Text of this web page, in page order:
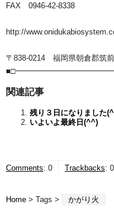
FAX 0946-42-8338
http://
〒838-0214 福岡県朝倉郡筑
関連記事
残り３日になりました
いよいよ最終日(^^)
Comments: 0 Trackbacks: 0
Home > Tags > かがり火